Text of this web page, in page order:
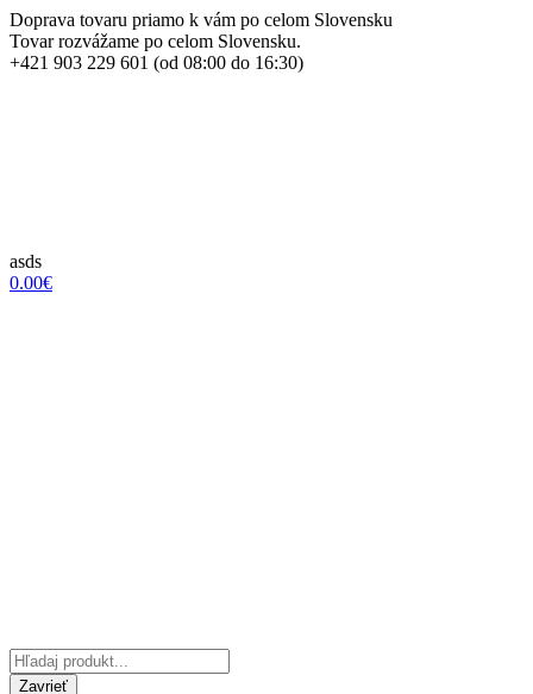
Doprava tovaru priamo k vám po celom Slovensku
Tovar rozvážame po celom Slovensku.
+421 903 229 601 (od 08:00 do 16:30)
asds
0.00€
Zavrieť